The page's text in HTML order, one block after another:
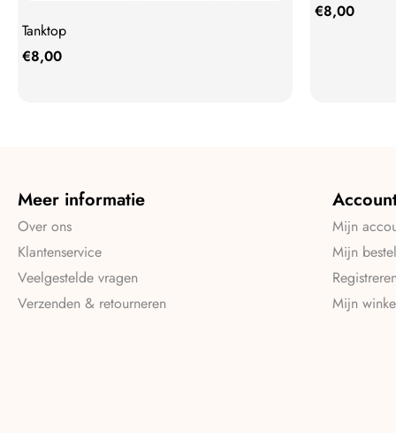
Tanktop
€8,00
€8,00
Meer informatie
Over ons
Klantenservice
Veelgestelde vragen
Verzenden & retourneren
Mijn
Mijn
Mijn